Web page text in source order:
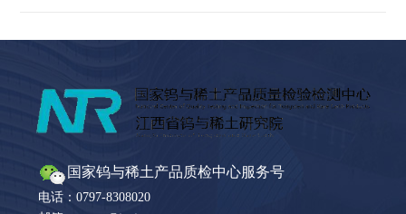
国家钨与稀土产品质检中心服务号
电话：0797-8308020